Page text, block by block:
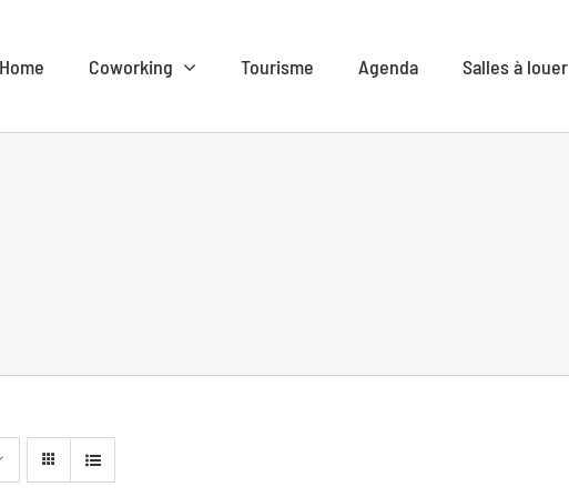
Home Coworking Tourisme Agenda Salles à louer